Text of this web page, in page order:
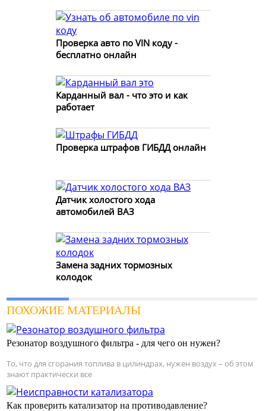
Проверка авто по VIN коду -
бесплатно онлайн
Карданный вал - что это и как
работает
Проверка штрафов ГИБДД онлайн
Датчик холостого хода
автомобилей ВАЗ
Замена задних тормозных
колодок
ПОХОЖИЕ МАТЕРИАЛЫ
Резонатор воздушного фильтра - для чего он нужен?
То, что для сгорания топлива в цилиндрах, нужен воздух – об этом
знают практически все
Как проверить катализатор на противодавление?